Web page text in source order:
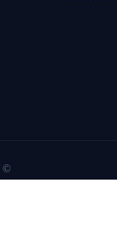
© ۲۰۲۶ بریتیشی — تمامی حقوق محفوظ است. ساخته شده با ❤️ برای ایرانیان بریتانیا